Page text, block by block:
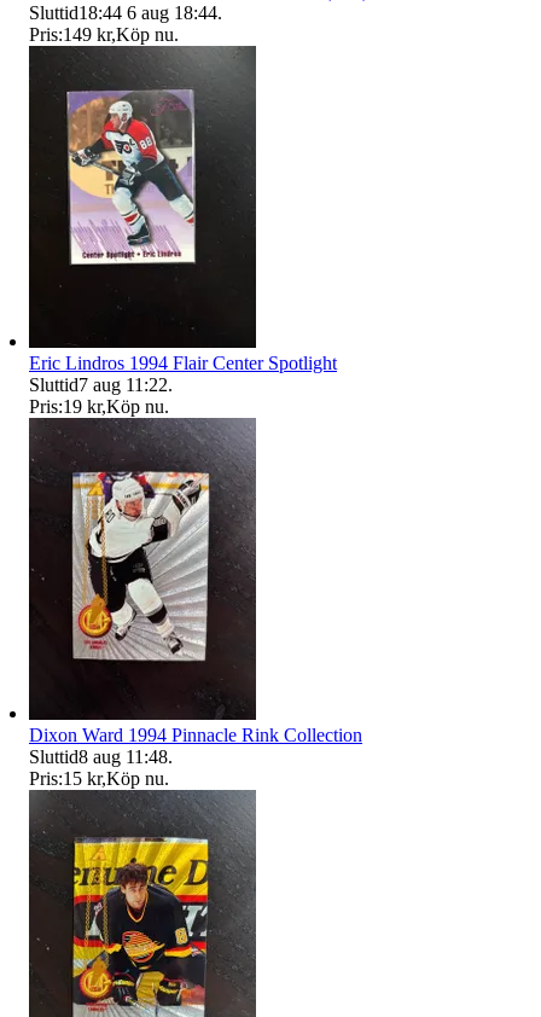
Sluttid18:44 6 aug 18:44.
Pris:149 kr,Köp nu.
Eric Lindros 1994 Flair Center Spotlight
Sluttid7 aug 11:22.
Pris:19 kr,Köp nu.
Dixon Ward 1994 Pinnacle Rink Collection
Sluttid8 aug 11:48.
Pris:15 kr,Köp nu.